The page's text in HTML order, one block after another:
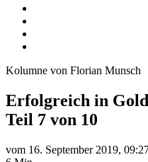
Kolumne von Florian Munsch
Erfolgreich in
Teil 7 von 10
vom 16. September 2019,